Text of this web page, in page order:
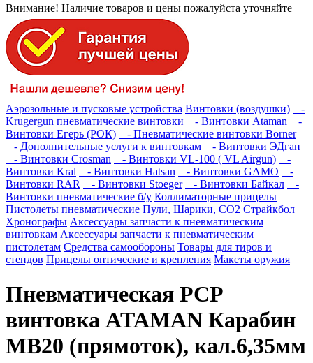
Внимание! Наличие товаров и цены пожалуйста уточняйте
Аэрозольные и пусковые устройства Винтовки (воздушки)
-
Krugergun пневматические винтовки
- Винтовки Ataman
-
Винтовки Егерь (РОК)
- Пневматические винтовки Borner
- Дополнительные услуги к винтовкам
- Винтовки ЭДган
- Винтовки Crosman
- Винтовки VL-100 ( VL Airgun)
-
Винтовки Kral
- Винтовки Hatsan - Винтовки GAMO
-
Винтовки RAR
- Винтовки Stoeger - Винтовки Байкал
-
Винтовки пневматические б/у Коллиматорные прицелы
Пистолеты пневматические Пули, Шарики, СО2 Страйкбол
Хронографы Аксессуары запчасти к пневматическим
винтовкам Аксессуары запчасти к пневматическим
пистолетам Средства самообороны Товары для тиров и
стендов Прицелы оптические и крепления Макеты оружия
Пневматическая PCP
винтовка ATAMAN Карабин
MB20 (прямоток), кал.6,35мм